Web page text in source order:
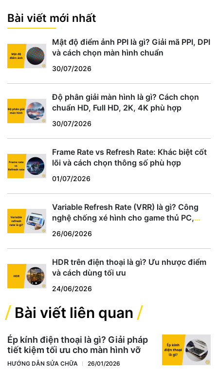
Bài viết mới nhất
Mật độ điểm ảnh PPI là gì? Giải mã PPI, DPI
và cách chọn màn hình chuẩn
30/07/2026
Độ phân giải màn hình là gì? Cách chọn
chuẩn HD, Full HD, 2K, 4K phù hợp
30/07/2026
Frame Rate vs Refresh Rate: Khác biệt cốt
lõi và cách chọn thông số phù hợp
01/07/2026
Variable Refresh Rate (VRR) là gì? Công
nghệ chống xé hình cho game thủ PC,
PS5, Xbox
26/06/2026
HDR trên điện thoại là gì? Ưu nhược điểm
và cách dùng tối ưu
24/06/2026
Bài viết liên quan
Ép kính điện thoại là gì? Giải pháp
tiết kiệm tối ưu cho màn hình vỡ
HƯỚNG DẪN SỬA CHỮA 26/01/2026